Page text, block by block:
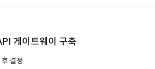
게이트웨이 구축
결정